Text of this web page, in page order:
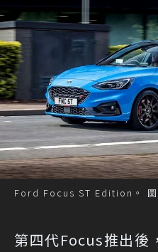
Ford Focus ST Edition。
第四代Focus推出後